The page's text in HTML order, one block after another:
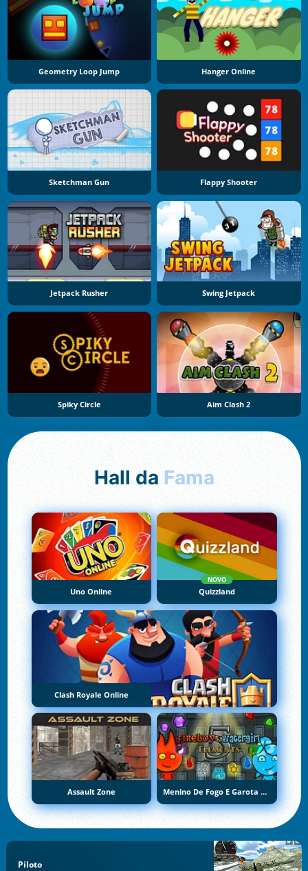
Geometry Loop Jump Hanger Online
Sketchman Gun Flappy Shooter
Jetpack Rusher Swing Jetpack
Spiky Circle Aim Clash 2
Hall da Fama
Uno Online
NOVO
Quizzland
Clash Royale Online
Assault Zone Menino De Fogo E Garota De Água 5: Elementos
Piloto